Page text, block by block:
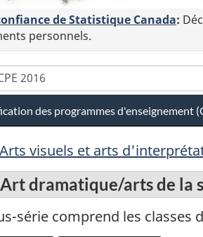
de Statistique Canada:
personnels.
des programmes d'enseignement
visuels et arts
dramatique/arts de la
série comprend les classes